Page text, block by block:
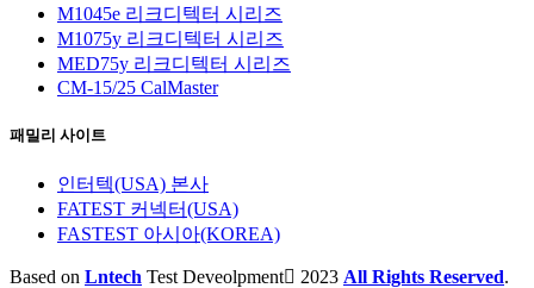
M1045e 리크디텍터 시리즈
M1075y 리크디텍터 시리즈
MED75y 리크디텍터 시리즈
CM-15/25 CalMaster
패밀리 사이트
인터텍(USA) 본사
FATEST 커넥터(USA)
FASTEST 아시아(KOREA)
Based on Lntech Test Deveolpment 2023 All Rights Reserved.